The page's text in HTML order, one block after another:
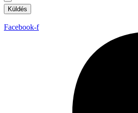
Küldés
Facebook-f